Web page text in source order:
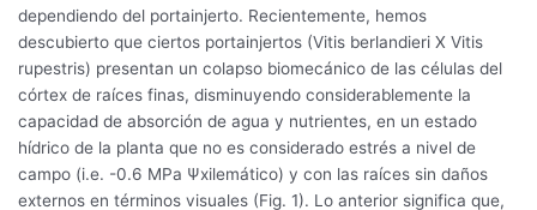
dependiendo del portainjerto. Recientemente, hemos
descubierto que ciertos portainjertos (Vitis berlandieri X Vitis
rupestris) presentan un colapso biomecánico de las células del
córtex de raíces finas, disminuyendo considerablemente la
capacidad de absorción de agua y nutrientes, en un estado
hídrico de la planta que no es considerado estrés a nivel de
campo (i.e. -0.6 MPa Ψxilemático) y con las raíces sin daños
externos en términos visuales (Fig. 1). Lo anterior significa que,